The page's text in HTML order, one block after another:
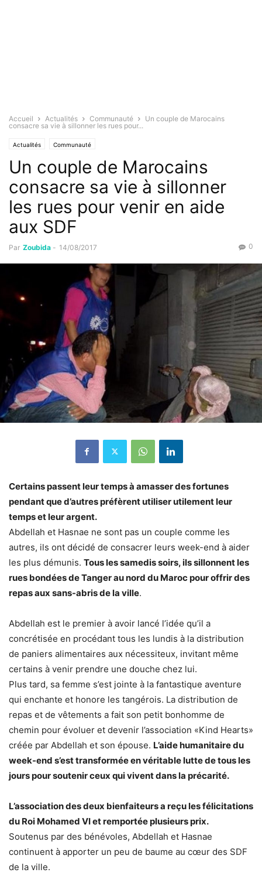
Accueil Actualités Communauté
Un couple de Marocains
consacre sa vie à sillonner les rues pour...
Actualités Communauté
Un couple de Marocains
consacre sa vie à sillonner
les rues pour venir en aide
aux SDF
Par Zoubida - 14/08/2017 0
Certains passent leur temps à amasser des fortunes
pendant que d’autres préfèrent utiliser utilement leur
temps et leur argent.
Abdellah et Hasnae ne sont pas un couple comme les
autres, ils ont décidé de consacrer leurs week-end à aider
les plus démunis. Tous les samedis soirs, ils sillonnent les
rues bondées de Tanger au nord du Maroc pour offrir des
repas aux sans-abris de la ville.
Abdellah est le premier à avoir lancé l’idée qu’il a
concrétisée en procédant tous les lundis à la distribution
de paniers alimentaires aux nécessiteux, invitant même
certains à venir prendre une douche chez lui.
Plus tard, sa femme s’est jointe à la fantastique aventure
qui enchante et honore les tangérois. La distribution de
repas et de vêtements a fait son petit bonhomme de
chemin pour évoluer et devenir l’association «Kind Hearts»
créée par Abdellah et son épouse. L’aide humanitaire du
week-end s’est transformée en véritable lutte de tous les
jours pour soutenir ceux qui vivent dans la précarité.
L’association des deux bienfaiteurs a reçu les félicitations
du Roi Mohamed VI et remportée plusieurs prix.
Soutenus par des bénévoles, Abdellah et Hasnae
continuent à apporter un peu de baume au cœur des SDF
de la ville.